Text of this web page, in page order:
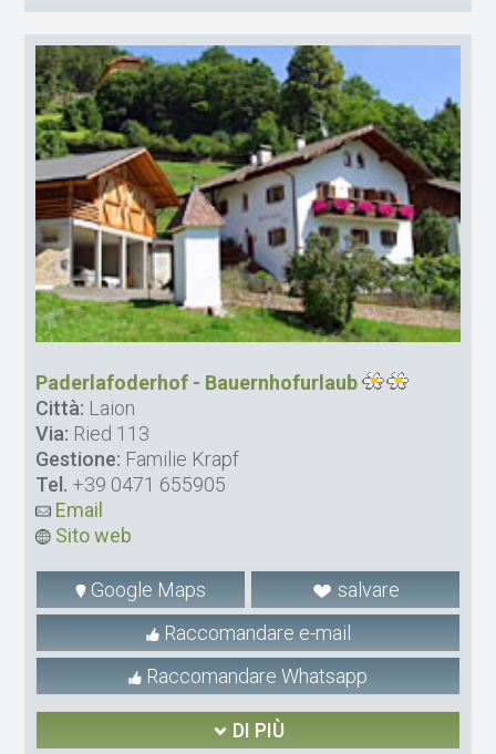
Paderlafoderhof - Bauernhofurlaub
Città: Laion
Via: Ried 113
Gestione: Familie Krapf
Tel. +39 0471 655905
Email
Sito web
Google Maps
salvare
Raccomandare e-mail
Raccomandare Whatsapp
DI PIÙ